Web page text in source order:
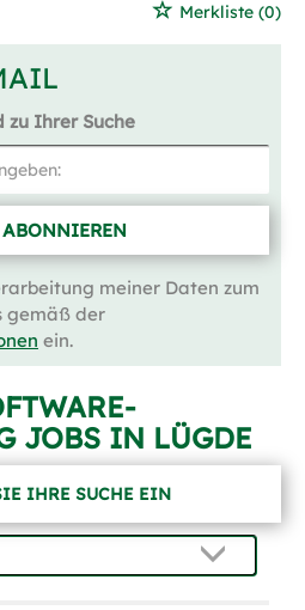
Merkliste (0)
zu Ihrer Suche
meiner Daten zum
gemäß der
ein.
JOBS IN LÜGDE
IHRE SUCHE EIN